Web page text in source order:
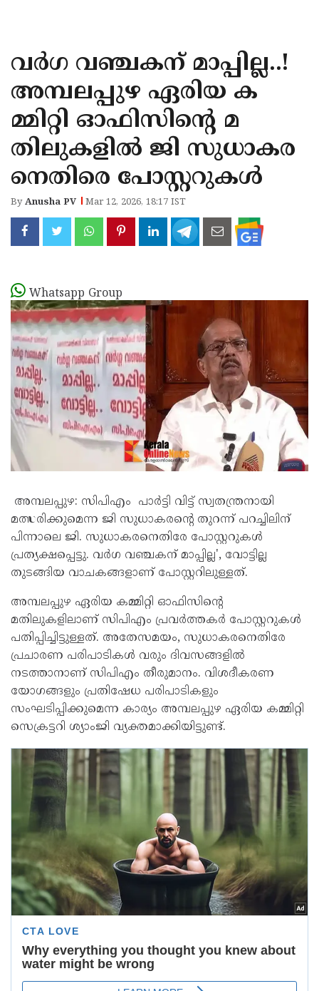
KANNUR
KASARAGOD
വർഗ വഞ്ചകന് മാപ്പില്ല..!
അമ്പലപ്പുഴ ഏരിയ ക
മ്മിറ്റി ഓഫിസിന്‍റെ മ
തിലുകളിൽ ജി സുധാകര
നെതിരെ പോസ്റ്ററുകൾ
ByAnusha PV Mar 12, 2026, 18:17 IST
Whatsapp Group
അമ്പലപ്പുഴ: സിപിഎം പാർട്ടി വിട്ട് സ്വതന്ത്രനായി
മത്സരിക്കുമെന്ന ജി സുധാകരന്റെ തുറന്ന് പറച്ചിലിന്
പിന്നാലെ ജി. സുധാകരനെതിരേ പോസ്റ്ററുകൾ
പ്രത‍്യക്ഷപ്പെട്ടു. വർഗ വഞ്ചകന് മാപ്പില്ല', വോട്ടില്ല
തുടങ്ങിയ വാചകങ്ങളാണ് പോസ്റ്ററിലുള്ളത്.
അമ്പലപ്പുഴ ഏരിയ കമ്മിറ്റി ഓഫിസിന്‍റെ
മതിലുകളിലാണ് സിപിഎം പ്രവർത്തകർ പോസ്റ്ററുകൾ
പതിപ്പിച്ചിട്ടുള്ളത്. അതേസമയം, സുധാകരനെതിരേ
പ്രചാരണ പരിപാടികൾ വരും ദിവസങ്ങളിൽ
നടത്താനാണ് സിപിഎം തീരുമാനം. വിശദീകരണ
യോഗങ്ങളും പ്രതിഷേധ പരിപാടികളും
സംഘടിപ്പിക്കുമെന്ന കാര‍്യം അമ്പലപ്പുഴ ഏരിയ കമ്മിറ്റി
സെക്രട്ടറി ശ‍്യാംജി വ‍്യക്തമാക്കിയിട്ടുണ്ട്.